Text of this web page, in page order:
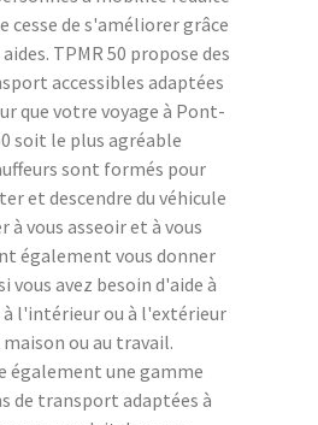
cesse de s'améliorer grâce
TPMR 50 propose des
accessibles adaptées
que votre voyage à Pont-
soit le plus agréable
sont formés pour
et descendre du véhicule
à vous asseoir et à vous
également vous donner
vous avez besoin d'aide à
l'intérieur ou à l'extérieur
ou au travail.
également une gamme
de transport adaptées à